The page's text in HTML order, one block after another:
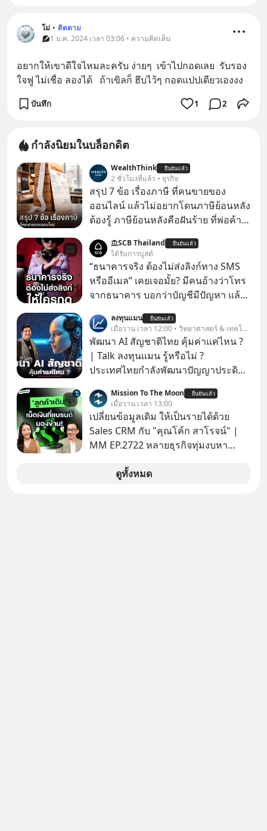
โม่ • ติดตาม
1 ม.ค. 2024 เวลา 03:06 • ความคิดเห็น
อยากให้เขาดีใจไหมละครับ ง่ายๆ  เข้าไปกอดเลย  รับรอง
ใจฟู ไม่เชื่อ ลองได้   ถ้าเขิลก็ ฮึบไว้ๆ กอดแปปเดียวเองงง
บันทึก 1 2
กำลังนิยมในบล็อกดิต
WealthThink ยืนยันแล้ว
2 ชั่วโมงที่แล้ว • ธุรกิจ
สรุป 7 ข้อ เรื่องภาษี ที่คนขายของ
ออนไลน์ แล้วไม่อยากโดนภาษีย้อนหลัง
ต้องรู้ ภาษีย้อนหลังคือฝันร้าย ที่พ่อค้า
SCB Thailand ยืนยันแล้ว
ได้รับการบูสต์
“ธนาคารจริง ต้องไม่ส่งลิงก์ทาง SMS
หรืออีเมล” เคยเจอมั้ย? มีคนอ้างว่าโทร
จากธนาคาร บอกว่าบัญชีมีปัญหา แล้ว
ทันที มาฟัง “ป้าเก๋าเล่ากลโกง” เพื่อรู้ทัน
มุกหลอกลวงในคราบความน่าเชื่อถือ
กันค่ะ #แก้เกมกลโกง #ป้าเก๋าเล่ากล
โกง #LivesSustainably #อยู่อย่าง
#FraudEducation #FinancialLiteracy
#DigitalBankWithHumanTouch
ลงทุนแมน ยืนยันแล้ว
เมื่อวาน เวลา 12:00 • วิทยาศาสตร์ & เทคโนโลยี
พัฒนา AI สัญชาติไทย คุ้มค่าแค่ไหน ?
| Talk ลงทุนแมน รู้หรือไม่ ?
ประเทศไทยกำลังพัฒนาปัญญาประดิษฐ์
“ThaiLLM” เพื่อให้คนไทยมีโครงสร้าง
พื้นฐานด้าน AI ที่เข้าใจภาษาไทย และ
บริบททางสังคมไทยได้เป็นอย่างดี
คำถามคือ การลงมือพัฒนา AI ของ
ประเทศจะคุ้มค่าแค่ไหน ? และหลังจาก
นำ ThaiLLM มาใช้จริง จะเกิดอะไรขึ้น
กับสังคมไทย ธุรกิจไทย และเศรษฐกิจ
Mission To The Moon ยืนยันแล้ว
เมื่อวาน เวลา 13:00
เปลี่ยนข้อมูลเดิม ให้เป็นรายได้ด้วย
Sales CRM กับ "คุณโค้ก สาโรจน์" |
MM EP.2722 หลายธุรกิจทุ่มงบหา
แล้ว คือกลุ่มที่มีโอกาสซื้อซ้ำสูงที่สุด แต่
ดูทั้งหมด